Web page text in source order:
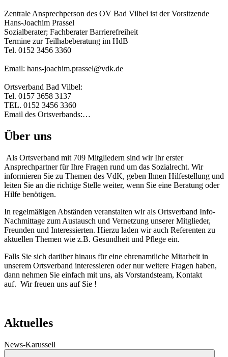
Zentrale Ansprechperson des OV Bad Vilbel ist der Vorsitzende
Hans-Joachim Prassel
Sozialberater; Fachberater Barrierefreiheit
Termine zur Teilhabeberatung im HdB
Tel. 0152 3456 3360
Email: hans-joachim.prassel@vdk.de
Ortsverband Bad Vilbel:
Tel. 0157 3658 3137
TEL. 0152 3456 3360
Email des Ortsverbands:…
Über uns
Als Ortsverband mit 709 Mitgliedern sind wir Ihr erster
Ansprechpartner für Ihre Fragen rund um das Sozialrecht. Wir
informieren Sie zu Themen des VdK, geben Ihnen Hilfestellung und
leiten Sie an die richtige Stelle weiter, wenn Sie eine Beratung oder
Hilfe benötigen.
In regelmäßigen Abständen veranstalten wir als Ortsverband Info-
Nachmittage zum Austausch und Vernetzung unserer Mitglieder,
Freunden und Interessierten. Hierzu laden wir auch Referenten zu
aktuellen Themen wie z.B. Gesundheit und Pflege ein.
Falls Sie sich darüber hinaus für eine ehrenamtliche Mitarbeit in
unserem Ortsverband interessieren oder nur weitere Fragen haben,
dann nehmen Sie einfach mit uns, als Vorstandsteam, Kontakt
auf. Wir freuen uns auf Sie !
Aktuelles
News-Karussell